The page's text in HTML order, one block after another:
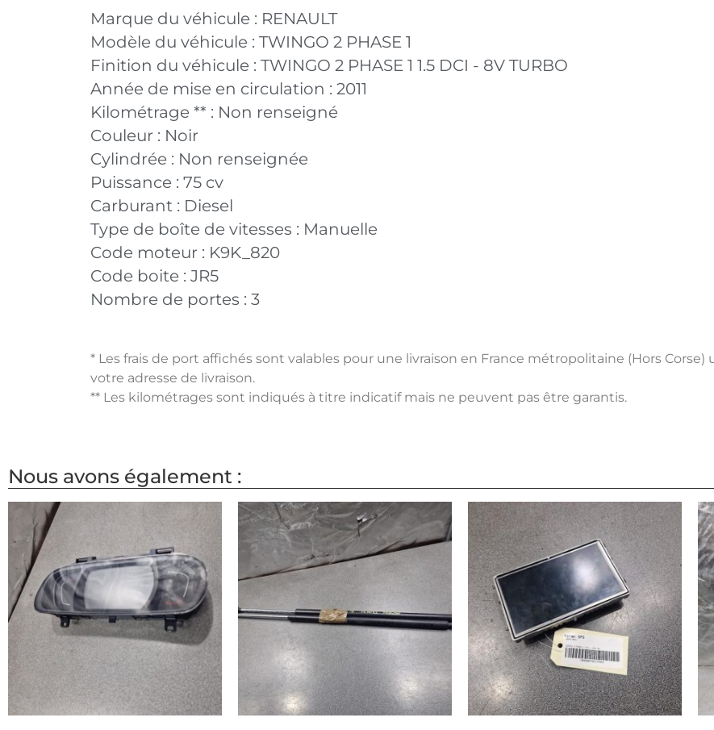
Marque du véhicule : RENAULT
Modèle du véhicule : TWINGO 2 PHASE 1
Finition du véhicule : TWINGO 2 PHASE 1 1.5 DCI - 8V TURBO
Année de mise en circulation : 2011
Kilométrage ** : Non renseigné
Couleur : Noir
Cylindrée : Non renseignée
Puissance : 75 cv
Carburant : Diesel
Type de boîte de vitesses : Manuelle
Code moteur : K9K_820
Code boite : JR5
Nombre de portes : 3
* Les frais de port affichés sont valables pour une livraison en France métropolitaine (Hors
votre adresse de livraison.
** Les kilométrages sont indiqués à titre indicatif mais ne peuvent pas être garantis.
Nous avons également :